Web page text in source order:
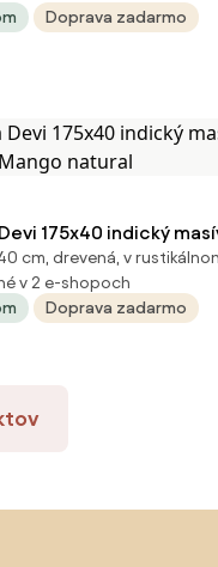
Doprava zadarmo
175x40 indický
Mango natural
cm, drevená, v
v 2 e-shopoch
Doprava zadarmo